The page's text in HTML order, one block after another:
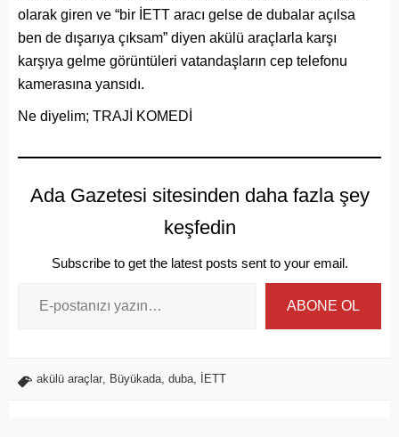
olarak giren ve “bir İETT aracı gelse de dubalar açılsa
ben de dışarıya çıksam” diyen akülü araçlarla karşı
karşıya gelme görüntüleri vatandaşların cep telefonu
kamerasına yansıdı.
Ne diyelim; TRAJİ KOMEDİ
Ada Gazetesi sitesinden daha fazla şey
keşfedin
Subscribe to get the latest posts sent to your email.
ABONE OL
akülü araçlar, Büyükada, duba, İETT